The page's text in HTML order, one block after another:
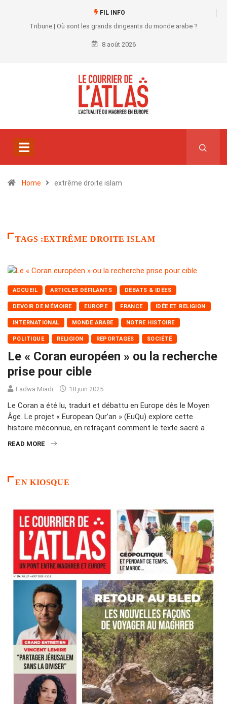
FIL INFO
Tribune | Où sont les grands dirigeants du monde arabe ?
8 août 2026
Home extrême droite islam
TAGS :EXTRÊME DROITE ISLAM
ACCUEIL ARTICLES DÉFILANTS DÉBATS & IDÉES
DEVOIR DE MÉMOIRE EUROPE FRANCE IDÉE ET RELIGION
INTERNATIONAL MONDE ARABE NOTRE HISTOIRE
POLITIQUE RELIGION REPORTAGES SOCIÉTÉ
Le « Coran européen » ou la recherche
prise pour cible
Fadwa Miadi 18 juin 2025
Le Coran a été lu, traduit et débattu en Europe dès le Moyen
Âge. Le projet « European Qur’an » (EuQu) explore cette
histoire méconnue, en retraçant comment le texte sacré a
READ MORE
EN KIOSQUE